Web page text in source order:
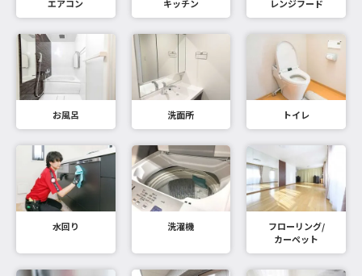
エアコン キッチン レンジフード
お風呂 洗面所 トイレ
水回り 洗濯機
フローリング/
カーペット